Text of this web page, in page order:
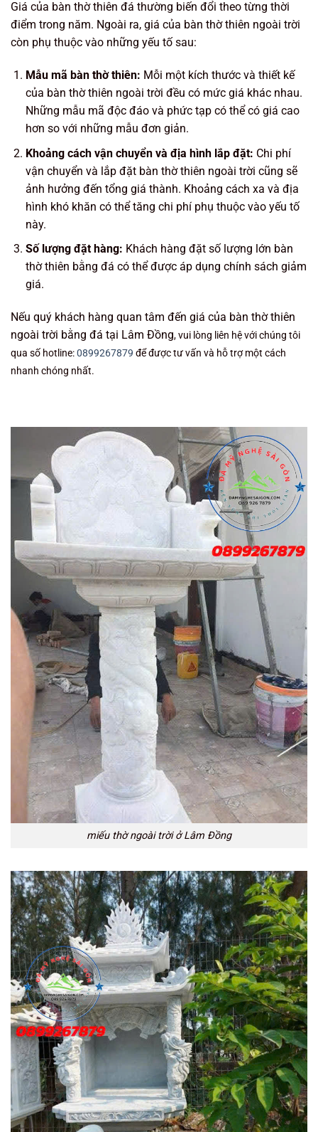
Giá của bàn thờ thiên đá thường biến đổi theo từng thời
điểm trong năm. Ngoài ra, giá của bàn thờ thiên ngoài trời
còn phụ thuộc vào những yếu tố sau:
Mẫu mã bàn thờ thiên: Mỗi một kích thước và thiết kế
của bàn thờ thiên ngoài trời đều có mức giá khác nhau.
Những mẫu mã độc đáo và phức tạp có thể có giá cao
hơn so với những mẫu đơn giản.
Khoảng cách vận chuyển và địa hình lắp đặt: Chi phí
vận chuyển và lắp đặt bàn thờ thiên ngoài trời cũng sẽ
ảnh hưởng đến tổng giá thành. Khoảng cách xa và địa
hình khó khăn có thể tăng chi phí phụ thuộc vào yếu tố
này.
Số lượng đặt hàng: Khách hàng đặt số lượng lớn bàn
thờ thiên bằng đá có thể được áp dụng chính sách giảm
giá.
Nếu quý khách hàng quan tâm đến giá của bàn thờ thiên
ngoài trời bằng đá tại Lâm Đồng, vui lòng liên hệ với chúng tôi
qua số hotline:0899267879 để được tư vấn và hỗ trợ một cách
nhanh chóng nhất.
miếu thờ ngoài trời ở Lâm Đồng